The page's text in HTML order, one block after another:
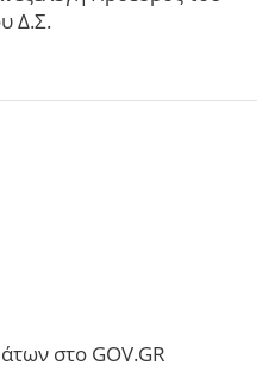
Δ.Σ.
στο GOV.GR